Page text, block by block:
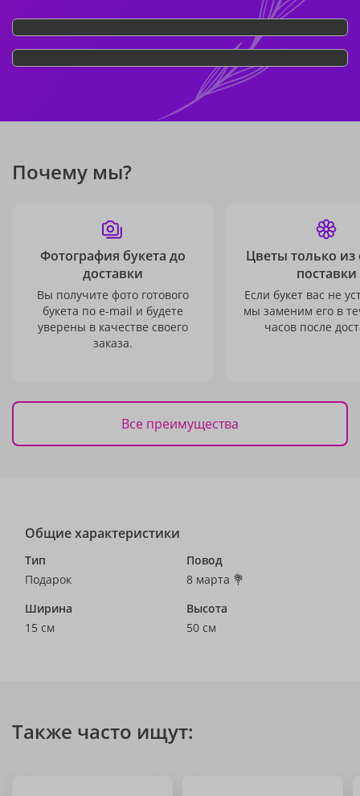
Почему мы?
Фотография букета до
доставки
Вы получите фото готового
букета по e-mail и будете
уверены в качестве своего
заказа.
Цветы только из
поставки
Если букет вас не
мы заменим его в
часов после
Все преимущества
Общие характеристики
Тип
Подарок
Повод
8 марта 💐
Ширина
15 см
Высота
50 см
Также часто ищут: